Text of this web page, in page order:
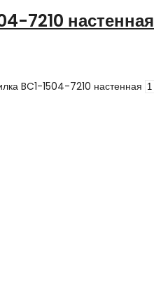
7210 настенная
BC1-1504-7210 настенная